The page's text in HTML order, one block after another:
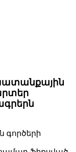
գործերի